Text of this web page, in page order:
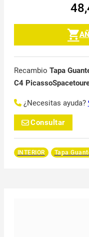
Recambio Tapa
C4
¿Necesitas ayuda?
Consultar
INTERIOR Tapa